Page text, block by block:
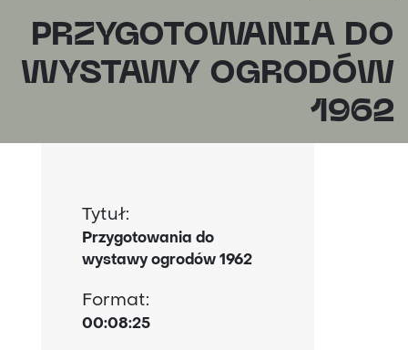
PRZYGOTOWANIA DO
WYSTAWY OGRODÓW
1962
Tytuł:
Przygotowania do
wystawy ogrodów 1962
Format:
00:08:25